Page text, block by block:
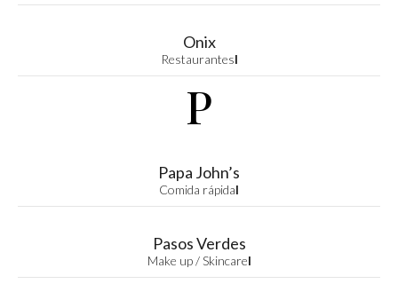
Onix
RestaurantesI
P
Papa John’s
Comida rápidaI
Pasos Verdes
Make up / SkincareI